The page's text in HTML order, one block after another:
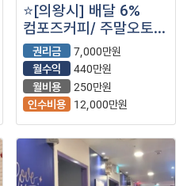
⭐️[의왕시] 배달 6%
컴포즈커피/ 주말오토/
생활주거상권⭐️
권리금
7,000만원
월수익
440만원
월비용
250만원
인수비용
12,000만원